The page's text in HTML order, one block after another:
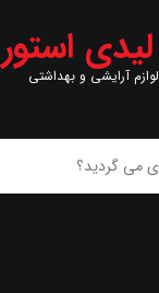
لیدی استور
لوازم آرایشی و بهداشتی